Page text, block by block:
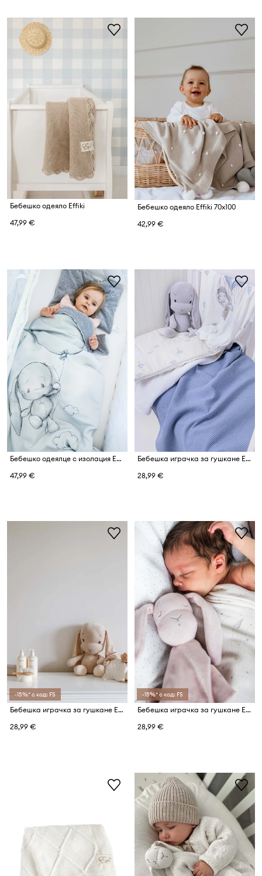
Бебешко одеяло Effiki
47,99 €
Бебешко одеяло Effiki 70x100
42,99 €
Бебешко одеялце с изолация Effiki
47,99 €
Бебешка играчка за гушкане Effiki
28,99 €
-15%* с код: FS
Бебешка играчка за гушкане Effiki
28,99 €
-15%* с код: FS
Бебешка играчка за гушкане Effiki
28,99 €